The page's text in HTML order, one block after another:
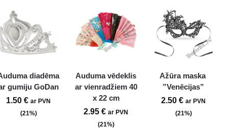
diadēma
gumiju GoDan
1.50€ ar PVN
(21%)
Auduma vēdeklis
ar vienradžiem 40
x 22 cm
2.95€ ar PVN
(21%)
Ažūra maska ​​
”Venēcijas”
2.50€ ar PVN
(21%)